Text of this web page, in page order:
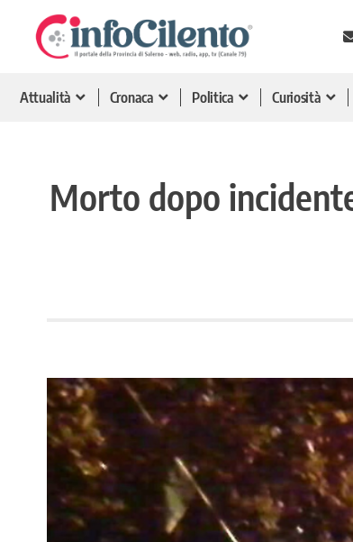
Attualità Cronaca Politica Curiosità
Morto dopo